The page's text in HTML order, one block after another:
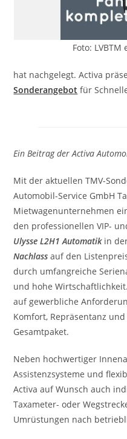
Foto: LVBTM
hat nachgelegt. Activa
Sonderangebot für
Ein Beitrag der Activa
Mit der aktuellen TMV-
Automobil-Service GmbH
Mietwagenunternehmen
den professionellen VIP-
Ulysse L2H1 Automatikin
Nachlass auf den
durch umfangreiche
und hohe
auf gewerbliche
Komfort, Repräsentanz
Gesamtpaket.
Neben hochwertiger
Assistenzsysteme und
Activa auf Wunsch auch
Taxameter- oder
Umrüstungen nach